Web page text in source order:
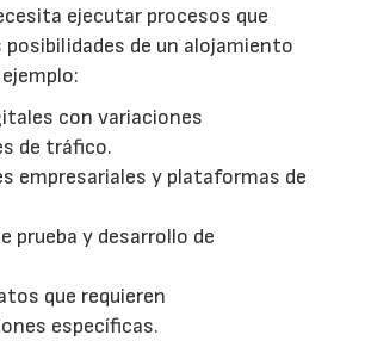
ejecutar procesos que
posibilidades de un alojamiento
con variaciones
de tráfico.
empresariales y plataformas de
prueba y desarrollo de
que requieren
específicas.